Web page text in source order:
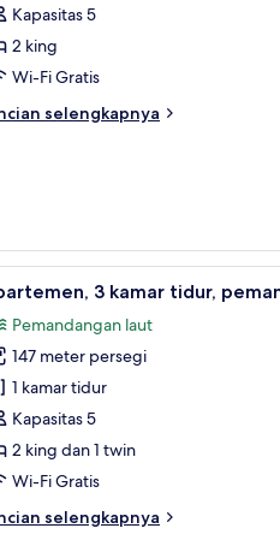
Kapasitas 5
2 king
Wi-Fi Gratis
selengkapnya
kerja Seprai
6 3 kamar tidur,
Pemandangan laut
147 meter persegi
1 kamar tidur
Kapasitas 5
2 king dan 1 twin
Wi-Fi Gratis
selengkapnya